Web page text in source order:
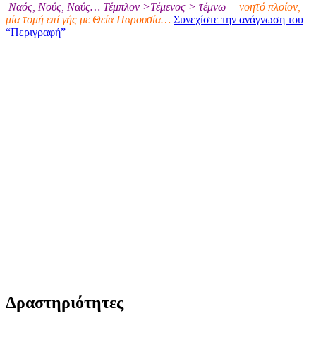
Ναός, Νούς, Ναύς… Τέμπλον >Τέμενος > τέμνω = νοητό πλοίον,
μία τομή επί γής με Θεία Παρουσία… Συνεχίστε την ανάγνωση του
“Περιγραφή”
Δραστηριότητες